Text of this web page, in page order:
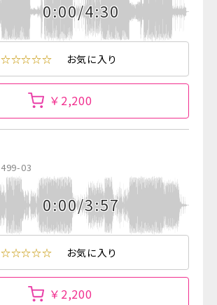
0:00/4:30
☆☆☆☆☆ お気に入り
￥2,200
499-03
0:00/3:57
☆☆☆☆☆ お気に入り
￥2,200